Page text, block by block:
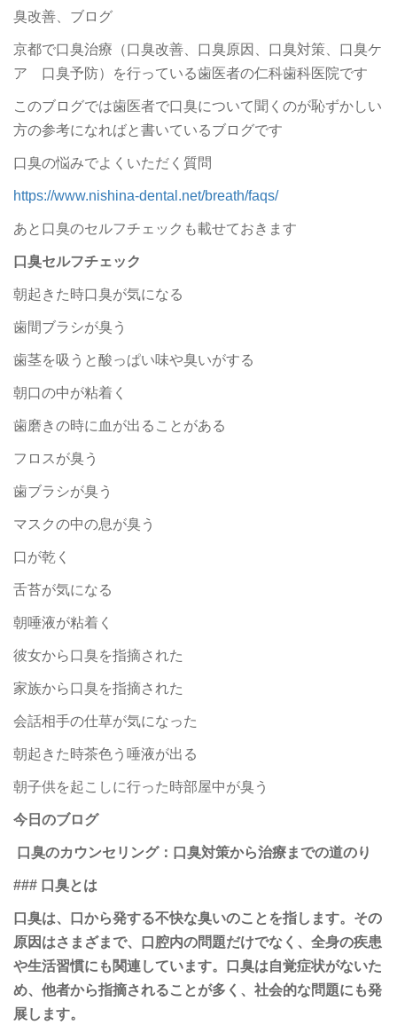
臭改善、ブログ
京都で口臭治療（口臭改善、口臭原因、口臭対策、口臭ケ
ア 口臭予防）を行っている歯医者の仁科歯科医院です
このブログでは歯医者で口臭について聞くのが恥ずかしい
方の参考になればと書いているブログです
口臭の悩みでよくいただく質問
https://www.nishina-dental.net/breath/faqs/
あと口臭のセルフチェックも載せておきます
口臭セルフチェック
朝起きた時口臭が気になる
歯間ブラシが臭う
歯茎を吸うと酸っぱい味や臭いがする
朝口の中が粘着く
歯磨きの時に血が出ることがある
フロスが臭う
歯ブラシが臭う
マスクの中の息が臭う
口が乾く
舌苔が気になる
朝唾液が粘着く
彼女から口臭を指摘された
家族から口臭を指摘された
会話相手の仕草が気になった
朝起きた時茶色う唾液が出る
朝子供を起こしに行った時部屋中が臭う
今日のブログ
口臭のカウンセリング：口臭対策から治療までの道のり
### 口臭とは
口臭は、口から発する不快な臭いのことを指します。その
原因はさまざまで、口腔内の問題だけでなく、全身の疾患
や生活習慣にも関連しています。口臭は自覚症状がないた
め、他者から指摘されることが多く、社会的な問題にも発
展します。